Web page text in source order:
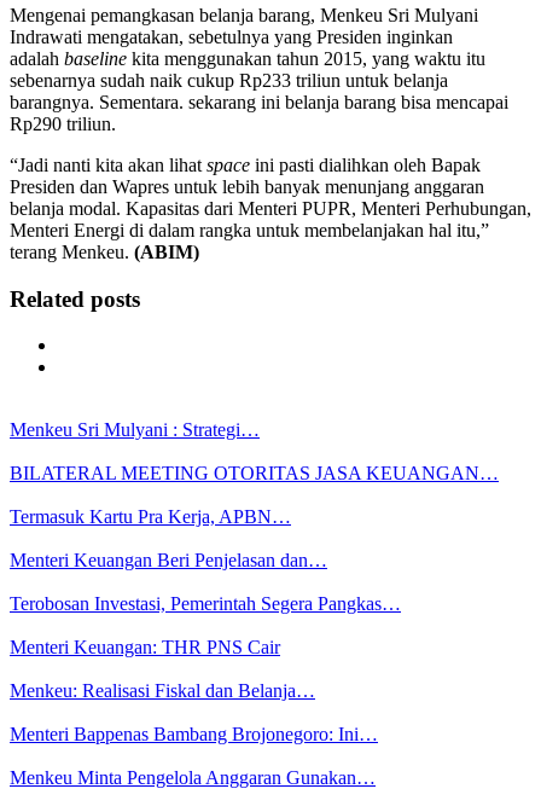
Mengenai pemangkasan belanja barang, Menkeu Sri Mulyani
Indrawati mengatakan, sebetulnya yang Presiden inginkan
adalah baseline kita menggunakan tahun 2015, yang waktu itu
sebenarnya sudah naik cukup Rp233 triliun untuk belanja
barangnya. Sementara. sekarang ini belanja barang bisa mencapai
Rp290 triliun.
“Jadi nanti kita akan lihat space ini pasti dialihkan oleh Bapak
Presiden dan Wapres untuk lebih banyak menunjang anggaran
belanja modal. Kapasitas dari Menteri PUPR, Menteri Perhubungan,
Menteri Energi di dalam rangka untuk membelanjakan hal itu,”
terang Menkeu. (ABIM)
Related posts
Menkeu Sri Mulyani : Strategi…
BILATERAL MEETING OTORITAS JASA KEUANGAN…
Termasuk Kartu Pra Kerja, APBN…
Menteri Keuangan Beri Penjelasan dan…
Terobosan Investasi, Pemerintah Segera Pangkas…
Menteri Keuangan: THR PNS Cair
Menkeu: Realisasi Fiskal dan Belanja…
Menteri Bappenas Bambang Brojonegoro: Ini…
Menkeu Minta Pengelola Anggaran Gunakan…